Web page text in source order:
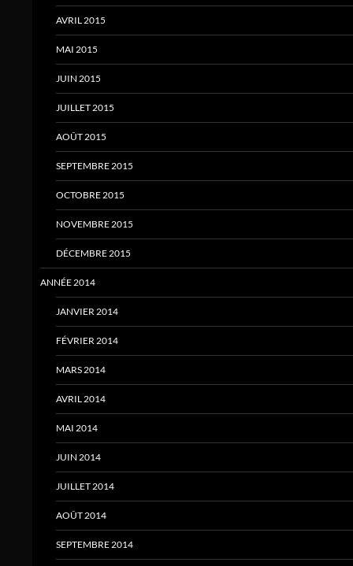
AVRIL 2015
MAI 2015
JUIN 2015
JUILLET 2015
AOÛT 2015
SEPTEMBRE 2015
OCTOBRE 2015
NOVEMBRE 2015
DÉCEMBRE 2015
ANNÉE 2014
JANVIER 2014
FÉVRIER 2014
MARS 2014
AVRIL 2014
MAI 2014
JUIN 2014
JUILLET 2014
AOÛT 2014
SEPTEMBRE 2014